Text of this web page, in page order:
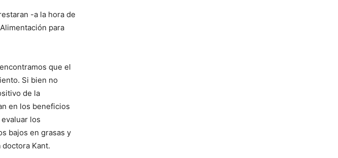
-a la hora de
para
que el
Si bien no
de la
en los beneficios
los
bajos en grasas y
Kant.